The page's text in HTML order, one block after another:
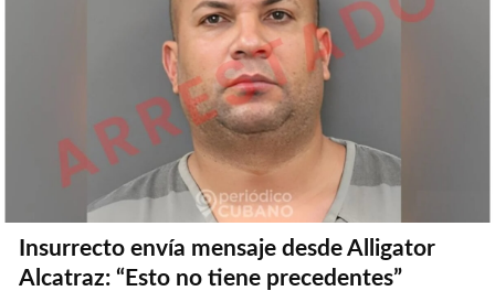
Insurrecto envía mensaje desde Alligator
Alcatraz: “Esto no tiene precedentes”